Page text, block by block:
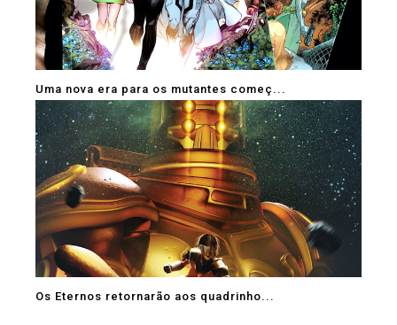
Uma nova era para os mutantes começ...
Os Eternos retornarão aos quadrinho...